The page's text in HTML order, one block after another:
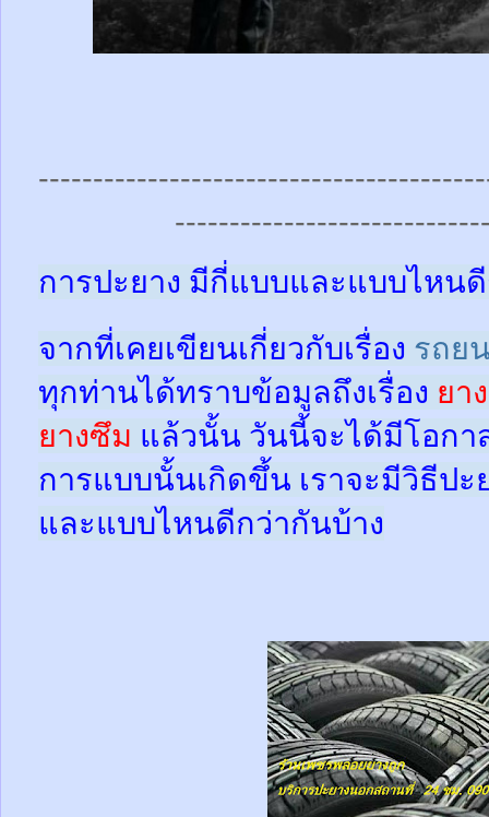
การปะยาง มีกี่แบบและแบบไหน
จากที่เคยเขียนเกี่ยวกับเรื่อง รถย
ทุกท่านได้ทราบข้อมูลถึงเรื่อง ยา
ยางซึม แล้วนั้น วันนี้จะได้มีโอกา
การแบบนั้นเกิดขึ้น เราจะมีวิธีปะ
และแบบไหนดีกว่ากันบ้าง